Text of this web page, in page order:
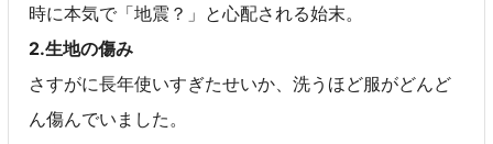
時に本気で「地震？」と心配される始末。
2.生地の傷み
さすがに長年使いすぎたせいか、洗うほど服がどんど
ん傷んでいました。